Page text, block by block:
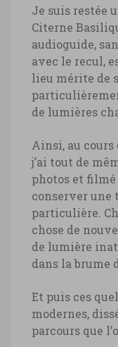
Je suis restée
Citerne
audioguide,
avec le recul,
lieu mérite de
de lumières
Ainsi, au
j’ai tout de
photos et
conserver une
particulière.
chose de
de lumière
dans la brume
Et puis ces
modernes,
parcours que